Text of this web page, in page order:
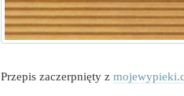
Przepis zaczerpnięty z